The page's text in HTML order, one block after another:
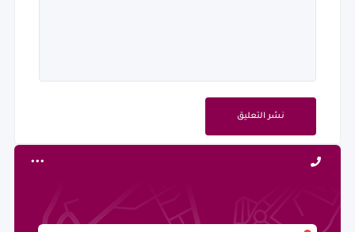
نشر التعليق